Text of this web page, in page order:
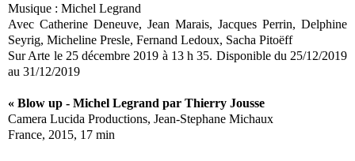
Musique : Michel Legrand
Avec Catherine Deneuve, Jean Marais, Jacques Perrin, Delphine
Seyrig, Micheline Presle, Fernand Ledoux, Sacha Pitoëff
Sur Arte le 25 décembre 2019 à 13 h 35. Disponible du 25/12/2019
au 31/12/2019
« Blow up - Michel Legrand par Thierry Jousse
Camera Lucida Productions, Jean-Stephane Michaux
France, 2015, 17 min